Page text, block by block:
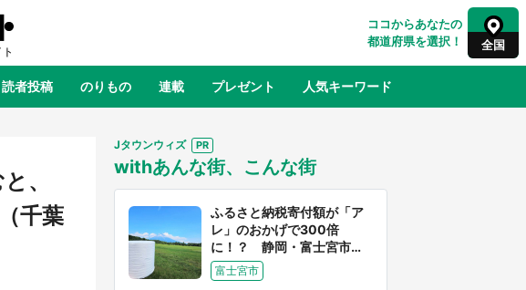
ココからあなたの
都道府県を選択！
全国
山形 福島
群馬 千葉 東京 神奈川
読者投稿 のりもの 連載 プレゼント 人気キーワード
じまる町へ ふるさと納税
、
千葉
Jタウンウィズ
withあんな街、こんな街
ふるさと納税寄付額が「ア
レ」のおかげで300倍
に！？ 静岡・富士宮市は
富士山産の魅力あふれるス
ゴイ街
富士宮市